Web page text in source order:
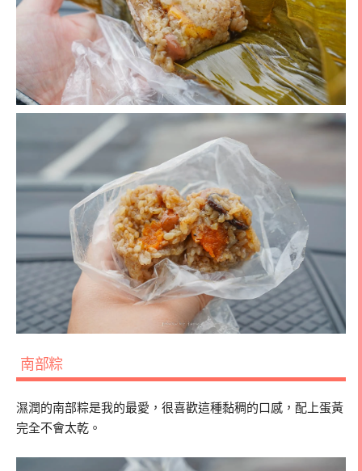
南部粽
濕潤的南部粽是我的最愛，很喜歡這種黏稠的口感，配上蛋黃
完全不會太乾。